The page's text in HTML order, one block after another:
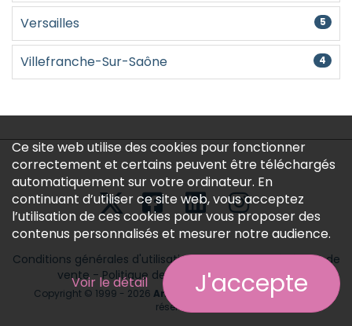
Versailles 5
Villefranche-Sur-Saône 4
Conditions générales d'utilisation-Conditions générales de
vente -Politique des données personnelles
Copyright © 1999 - 2026 Annonces médicalestous droits
réservés.
Ce site web utilise des cookies pour fonctionner
correctement et certains peuvent être téléchargés
automatiquement sur votre ordinateur. En
continuant d’utiliser ce site web, vous acceptez
l’utilisation de ces cookies pour vous proposer des
contenus personnalisés et mesurer notre audience.
Voir le détail J'accepte